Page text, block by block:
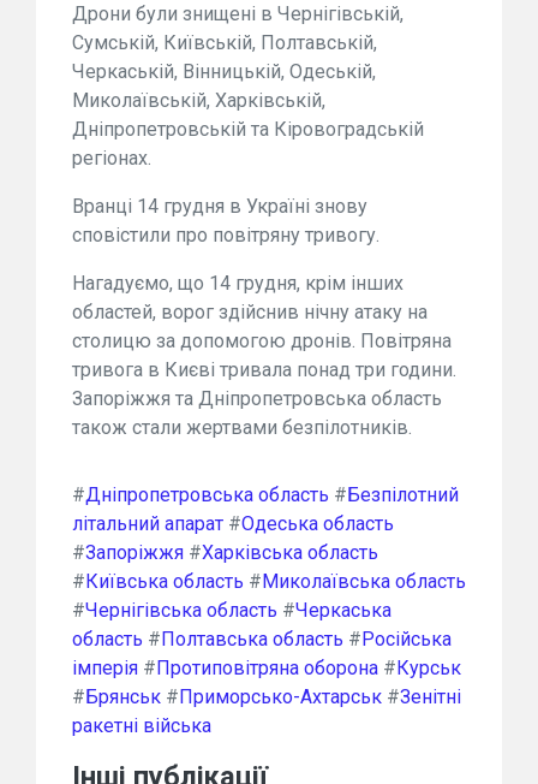
Дрони були знищені в Чернігівській,
Сумській, Київській, Полтавській,
Черкаській, Вінницькій, Одеській,
Миколаївській, Харківській,
Дніпропетровській та Кіровоградській
регіонах.
Вранці 14 грудня в Україні знову
сповістили про повітряну тривогу.
Нагадуємо, що 14 грудня, крім інших
областей, ворог здійснив нічну атаку на
столицю за допомогою дронів. Повітряна
тривога в Києві тривала понад три години.
Запоріжжя та Дніпропетровська область
також стали жертвами безпілотників.
#Дніпропетровська область #Безпілотний
літальний апарат #Одеська область
#Запоріжжя #Харківська область
#Київська область #Миколаївська область
#Чернігівська область #Черкаська
область #Полтавська область #Російська
імперія #Протиповітряна оборона #Курськ
#Брянськ #Приморсько-Ахтарськ #Зенітні
ракетні війська
Інші публікації